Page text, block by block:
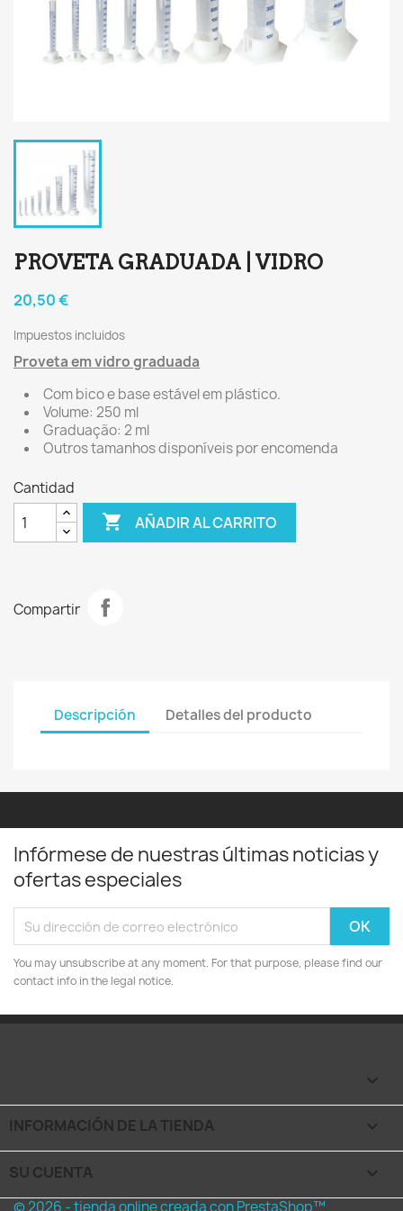
PROVETA GRADUADA | VIDRO
20,50 €
Impuestos incluidos
Proveta em vidro graduada
Com bico e base estável em plástico.
Volume: 250 ml
Graduação: 2 ml
Outros tamanhos disponíveis por encomenda
Cantidad
 AÑADIR AL CARRITO
Compartir
Descripción Detalles del producto
Infórmese de nuestras últimas noticias y
ofertas especiales
You may unsubscribe at any moment. For that purpose, please find our
contact info in the legal notice.

INFORMACIÓN DE LA TIENDA keyboard_arrow_down
SU CUENTA 
© 2026 - tienda online creada con PrestaShop™